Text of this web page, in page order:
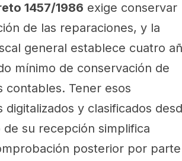
1457/1986 exige conservar
de las reparaciones, y la
general establece cuatro
mínimo de conservación de
contables. Tener esos
digitalizados y clasificados
su recepción simplifica
posterior por parte